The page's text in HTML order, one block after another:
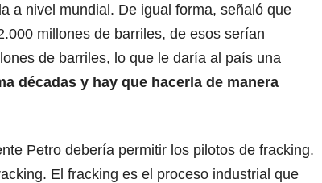
a nivel mundial. De igual forma, señaló que
millones de barriles, de esos serían
de barriles, lo que le daría al país una
décadas y hay que hacerla de manera
Petro debería permitir los pilotos de fracking.
El fracking es el proceso industrial que